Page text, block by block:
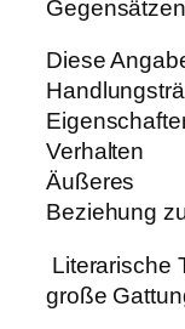
Diese
Verhalten
Äußeres
Beziehung
Literarische
große